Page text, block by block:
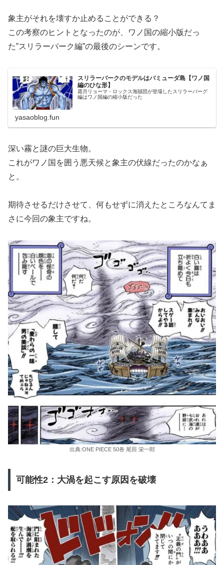
象主がそれを壊すか止めることができる？
この考察のヒントとなったのが、ワノ国の縮小版だっ
た”スリラーバーク編”の最後のシーンです。
スリラーバークのモデルはバミューダ島【ワノ国
編のひな形】
霜月リョーマ・ロックス海賊団が登場したスリラーバーグ
編はワノ国編の縮小版だった
yasaoblog.fun
深い霧と謎の巨大生物。
これがワノ国を囲う悪天候と象主の伏線だったのかなぁ
と。
期待させるだけさせて、何もせずに消えたところなんてま
さに今回の象主ですね。
出典:ONE PIECE 50巻 尾田 栄一郎
可能性2：大渦を起こす原因を破壊